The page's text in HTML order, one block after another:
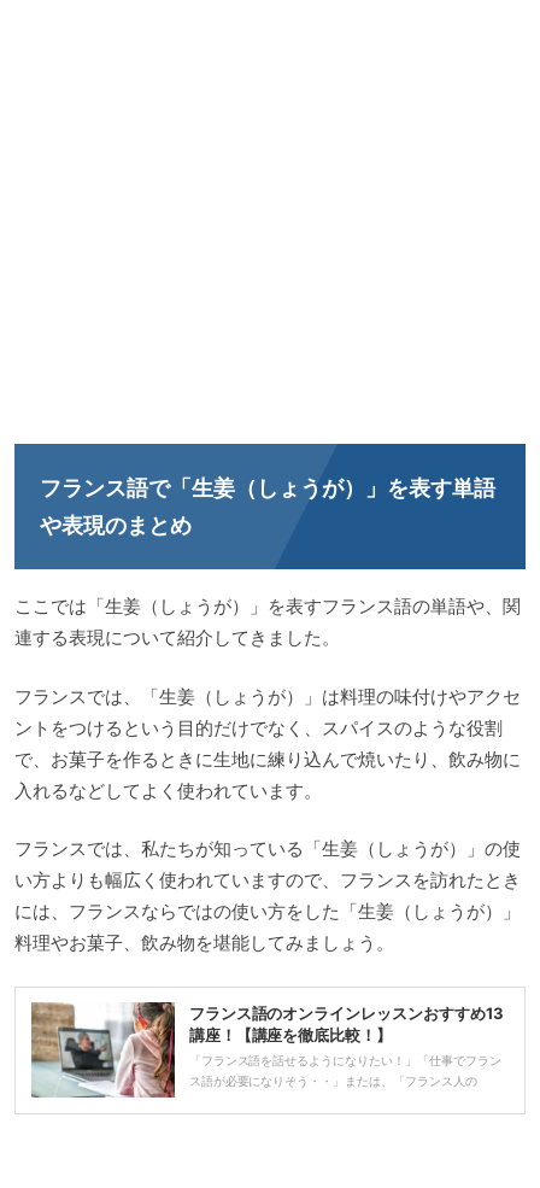
フランス語で「生姜（しょうが）」を表す単語
や表現のまとめ
ここでは「生姜（しょうが）」を表すフランス語の単語や、関
連する表現について紹介してきました。
フランスでは、「生姜（しょうが）」は料理の味付けやアクセ
ントをつけるという目的だけでなく、スパイスのような役割
で、お菓子を作るときに生地に練り込んで焼いたり、飲み物に
入れるなどしてよく使われています。
フランスでは、私たちが知っている「生姜（しょうが）」の使
い方よりも幅広く使われていますので、フランスを訪れたとき
には、フランスならではの使い方をした「生姜（しょうが）」
料理やお菓子、飲み物を堪能してみましょう。
フランス語のオンラインレッスンおすすめ13
講座！【講座を徹底比較！】
「フランス語を話せるようになりたい！」「仕事でフラン
ス語が必要になりそう・・」または、「フランス人の